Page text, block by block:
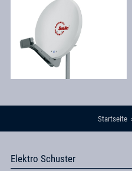
Startseite
Elektro Schuster